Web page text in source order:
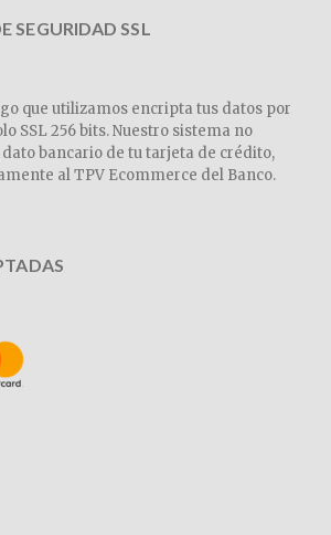
SEGURIDAD SSL
que utilizamos encripta tus datos por
SSL 256 bits. Nuestro sistema no
bancario de tu tarjeta de crédito,
al TPV Ecommerce del Banco.